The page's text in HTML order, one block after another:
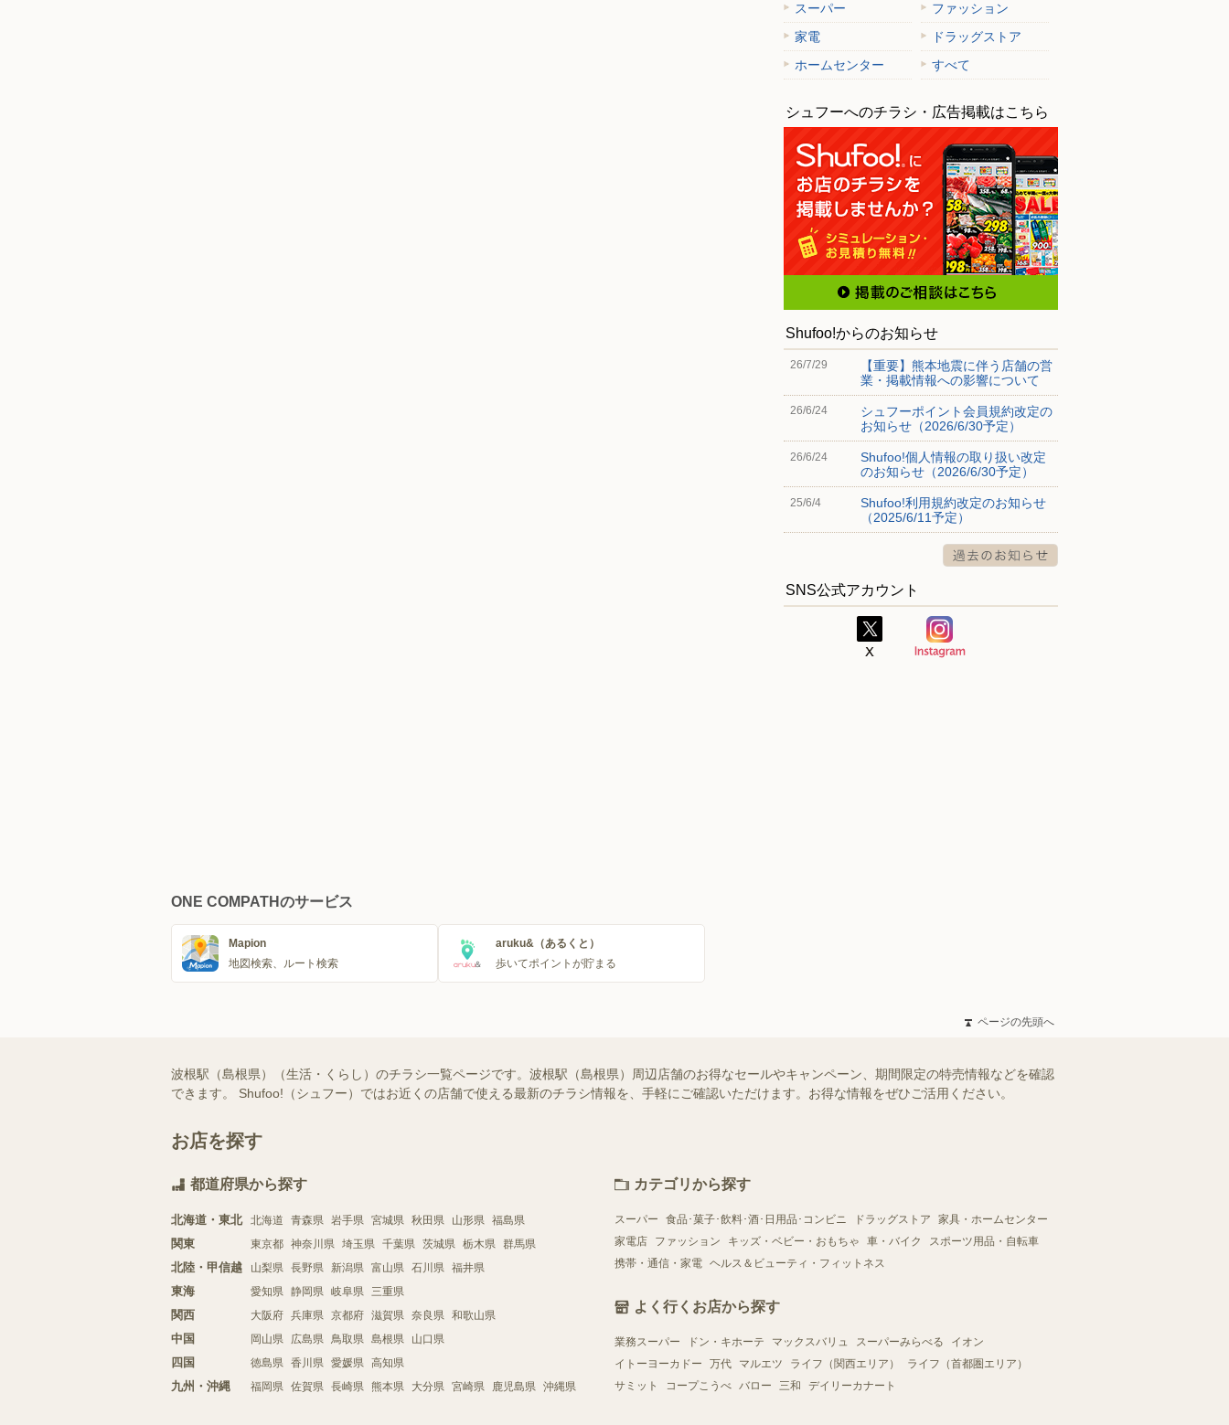
スーパー
ファッション
家電
ドラッグストア
ホームセンター
すべて
シュフーへのチラシ・広告掲載はこちら
Shufoo!からのお知らせ
26/7/29
【重要】熊本地震に伴う店舗の営
業・掲載情報への影響について
26/6/24
シュフーポイント会員規約改定の
お知らせ（2026/6/30予定）
26/6/24
Shufoo!個人情報の取り扱い改定
のお知らせ（2026/6/30予定）
25/6/4
Shufoo!利用規約改定のお知らせ
（2025/6/11予定）
SNS公式アカウント
ONE COMPATHのサービス
Mapion
地図検索、ルート検索
aruku&（あるくと）
歩いてポイントが貯まる
ページの先頭へ
波根駅（島根県）（生活・くらし）のチラシ一覧ページです。波根駅（島根県）周辺店舗のお得なセールやキャンペーン、期間限定の特売情報などを確認
できます。 Shufoo!（シュフー）ではお近くの店舗で使える最新のチラシ情報を、手軽にご確認いただけます。お得な情報をぜひご活用ください。
お店を探す
都道府県から探す
北海道・東北 北海道 青森県 岩手県 宮城県 秋田県 山形県 福島県
関東 東京都 神奈川県 埼玉県 千葉県 茨城県 栃木県 群馬県
北陸・甲信越 山梨県 長野県 新潟県 富山県 石川県 福井県
東海 愛知県 静岡県 岐阜県 三重県
関西 大阪府 兵庫県 京都府 滋賀県 奈良県 和歌山県
中国 岡山県 広島県 鳥取県 島根県 山口県
四国 徳島県 香川県 愛媛県 高知県
九州・沖縄 福岡県 佐賀県 長崎県 熊本県 大分県 宮崎県 鹿児島県 沖縄県
カテゴリから探す
スーパー 食品･菓子･飲料･酒･日用品･コンビニ ドラッグストア
家具・ホームセンター
家電店
ファッション キッズ・ベビー・おもちゃ 車・バイク
スポーツ用品・自転車
携帯・通信・家電 ヘルス＆ビューティ・フィットネス
よく行くお店から探す
業務スーパー ドン・キホーテ マックスバリュ スーパーみらべる
イオン
イトーヨーカドー
万代 マルエツ ライフ（関西エリア）
ライフ（首都圏エリア）
サミット
コープこうべ バロー 三和 デイリーカナート